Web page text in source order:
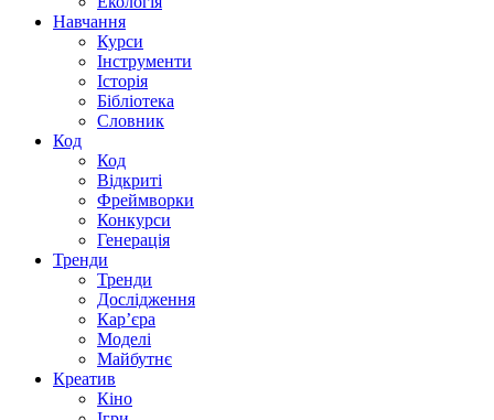
Навчання
Курси
Інструменти
Історія
Бібліотека
Словник
Код
Код
Відкриті
Фреймворки
Конкурси
Генерація
Тренди
Тренди
Дослідження
Кар’єра
Моделі
Майбутнє
Креатив
Кіно